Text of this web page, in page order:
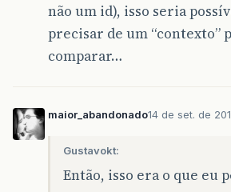
não um id), isso seria
precisar de um “contexto”
comparar…
maior_abandonado14 de set. de
Gustavokt:
Então, isso era o que eu